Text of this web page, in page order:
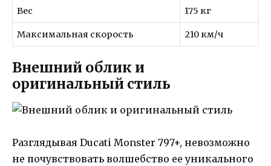
Вес 175 кг
Максимальная скорость 210 км/ч
Внешний облик и
оригинальный стиль
Разглядывая Ducati Monster 797+, невозможно
не почувствовать волшебство ее уникального